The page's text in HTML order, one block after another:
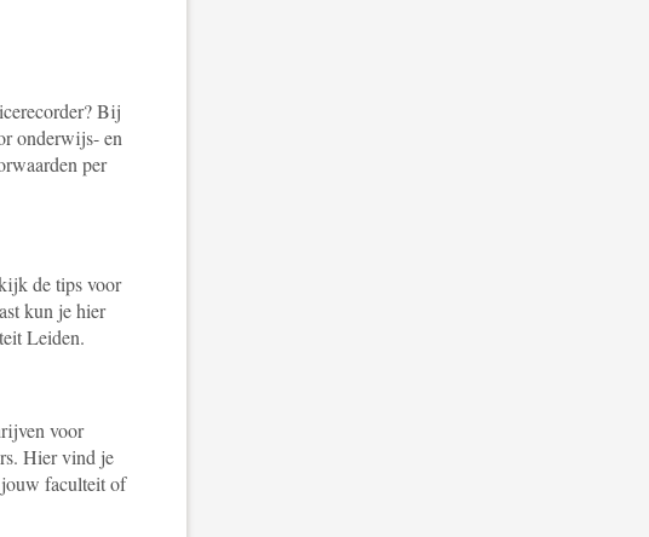
Bij
onderwijs- en
per
de tips voor
kun je hier
Leiden.
voor
Hier vind je
faculteit of